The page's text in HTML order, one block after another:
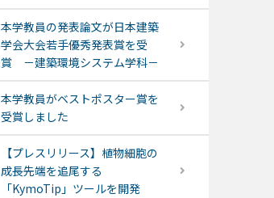
本学教員の発表論文が日本建築
学会大会若手優秀発表賞を受
賞 －建築環境システム学科－
本学教員がベストポスター賞を
受賞しました
【プレスリリース】植物細胞の
成長先端を追尾する
「KymoTip」ツールを開発